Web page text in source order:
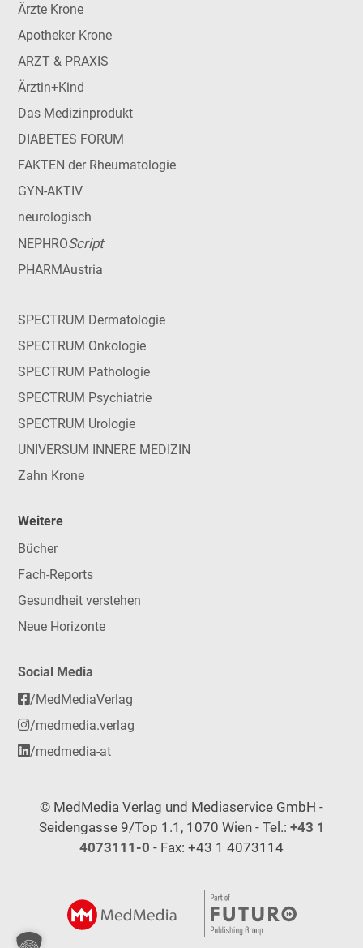
Ärzte Krone
Apotheker Krone
ARZT & PRAXIS
Ärztin+Kind
Das Medizinprodukt
DIABETES FORUM
FAKTEN der Rheumatologie
GYN-AKTIV
neurologisch
NEPHROScript
PHARMAustria
SPECTRUM Dermatologie
SPECTRUM Onkologie
SPECTRUM Pathologie
SPECTRUM Psychiatrie
SPECTRUM Urologie
UNIVERSUM INNERE MEDIZIN
Zahn Krone
Weitere
Bücher
Fach-Reports
Gesundheit verstehen
Neue Horizonte
Social Media
/MedMediaVerlag
/medmedia.verlag
/medmedia-at
© MedMedia Verlag und Mediaservice GmbH -
Seidengasse 9/Top 1.1, 1070 Wien - Tel.: +43 1
4073111-0 - Fax: +43 1 4073114